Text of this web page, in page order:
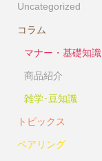
Uncategorized
コラム
マナー・基礎知識
商品紹介
雑学･豆知識
トピックス
ペアリング